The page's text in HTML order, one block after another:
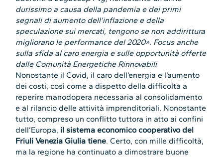
durissimo a causa della pandemia e dei primi
segnali di aumento dell’inflazione e della
speculazione sui mercati, tengono se non addirittura
migliorano le performance del 2020». Focus anche
sulla sfida al caro energia e sulle opportunità offerte
dalle Comunità Energetiche Rinnovabili
Nonostante il Covid, il caro dell’energia e l’aumento
dei costi, così come a dispetto della difficoltà a
reperire manodopera necessaria al consolidamento
e al rilancio delle attività imprenditoriali. Nonostante
tutto, compreso un conflitto tuttora in atto ai confini
dell’Europa, il sistema economico cooperativo del
Friuli Venezia Giulia tiene. Certo, con mille difficoltà,
ma la regione ha continuato a dimostrare buone